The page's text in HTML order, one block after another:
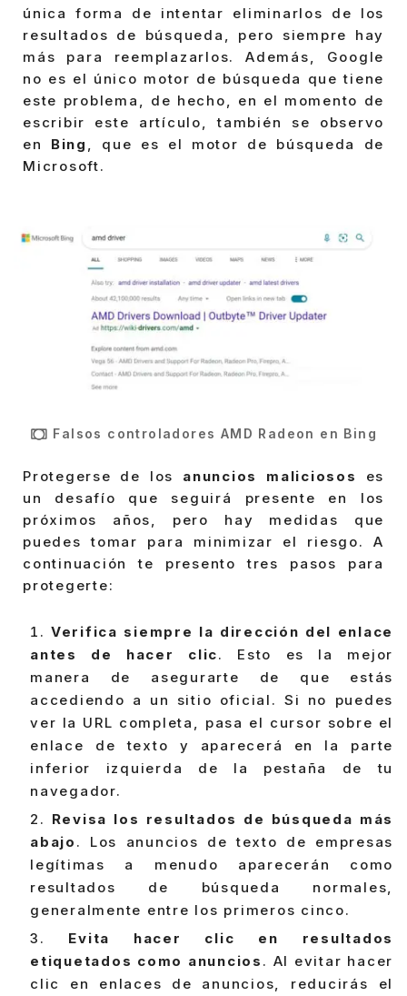
única forma de intentar eliminarlos de los
resultados de búsqueda, pero siempre hay
más para reemplazarlos. Además, Google
no es el único motor de búsqueda que tiene
este problema, de hecho, en el momento de
escribir este artículo, también se observo
en Bing , que es el motor de búsqueda de
Microsoft.
Falsos controladores AMD Radeon en Bing
Protegerse de los anuncios maliciosos
es
un desafío que seguirá presente en los
próximos años, pero hay medidas que
puedes tomar para minimizar el riesgo. A
continuación te presento tres pasos para
protegerte:
Verifica siempre la dirección del enlace
antes de hacer clic. Esto es la mejor
manera de asegurarte de que estás
accediendo a un sitio oficial. Si no puedes
ver la URL completa, pasa el cursor sobre el
enlace de texto y aparecerá en la parte
inferior izquierda de la pestaña de tu
navegador.
Revisa los resultados de búsqueda más
abajo . Los anuncios de texto de empresas
legítimas a menudo aparecerán como
resultados de búsqueda normales,
generalmente entre los primeros cinco.
Evita hacer clic en resultados
etiquetados como anuncios . Al evitar hacer
clic en enlaces de anuncios, reducirás el